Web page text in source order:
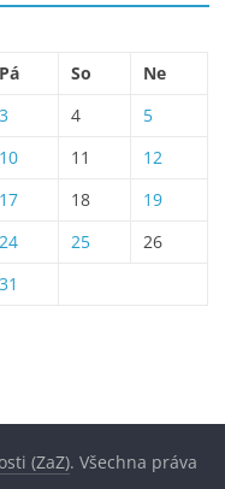
Pá So
Ne
3 4
5
10 11
12
17 18
19
24 25
26
31
(ZaZ). Všechna práva